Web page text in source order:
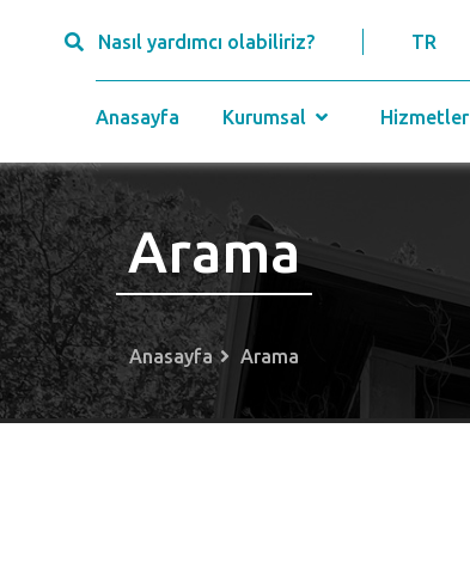
Nasıl yardımcı olabiliriz? TR
Anasayfa Kurumsal Hizmetler
Arama
Anasayfa Arama